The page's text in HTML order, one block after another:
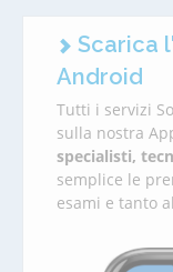
Scarica
Android
Tutti i servizi
sulla nostra
specialisti,
semplice le
esami e tanto